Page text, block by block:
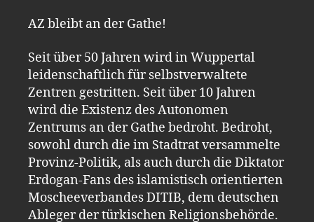
AZ bleibt an der Gathe!
Seit über 50 Jahren wird in Wuppertal
leidenschaftlich für selbstverwaltete
Zentren gestritten. Seit über 10 Jahren
wird die Existenz des Autonomen
Zentrums an der Gathe bedroht. Bedroht,
sowohl durch die im Stadtrat versammelte
Provinz-Politik, als auch durch die Diktator
Erdogan-Fans des islamistisch orientierten
Moscheeverbandes DITIB, dem deutschen
Ableger der türkischen Religionsbehörde.